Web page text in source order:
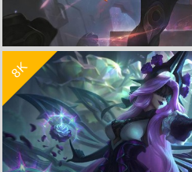
奥德赛 亚托克斯《英雄
8K